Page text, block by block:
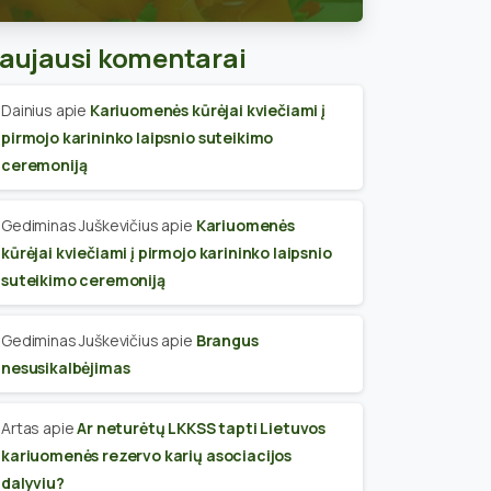
skyriaus narius
komentarai
Dainius apie Kariuomenės kūrėjai kviečiami į
pirmojo karininko laipsnio suteikimo
ceremoniją
Gediminas Juškevičius apie Kariuomenės
kūrėjai kviečiami į pirmojo karininko laipsnio
suteikimo ceremoniją
Gediminas Juškevičius apie Brangus
nesusikalbėjimas
Artas apieAr neturėtų LKKSS tapti Lietuvos
kariuomenės rezervo karių asociacijos
dalyviu?